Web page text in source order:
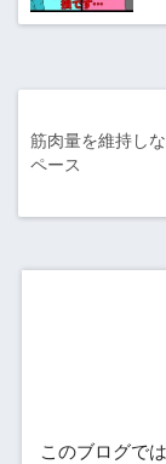
筋肉量を維持し
ペース
このブログで